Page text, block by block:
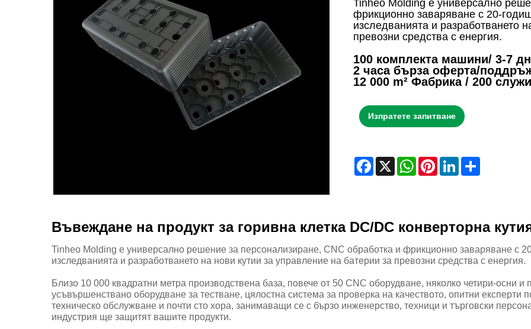
Tinheo Molding е универсално
фрикционно заваряване с 20-
изследванията и разработването
превозни средства с енергия.
100 комплекта машини/ 3-7
2 часа бърза оферта/
12 000 m² Фабрика / 200
Изпратете запитване
Facebook
X WhatsAppPinterestLinkedIn
Въвеждане на продукт за горивна клетка DC/DC конверторна
Tinheo Molding е универсално решение за персонализиране, CNC обработка и фрикционно заваряване с
изследванията и разработването на нови кутии за управление на батерии за превозни средства с енергия.
Близо 10 000 квадратни метра производствена база, повече от 50 CNC оборудване, няколко четири-осни
усъвършенствано оборудване за тестване, цялостна система за проверка на качеството, опитни
техническо обслужване и почти сто хора, занимаващи се с бързо инженерство, техници и търговски
индустрия ще защитят вашите продукти.